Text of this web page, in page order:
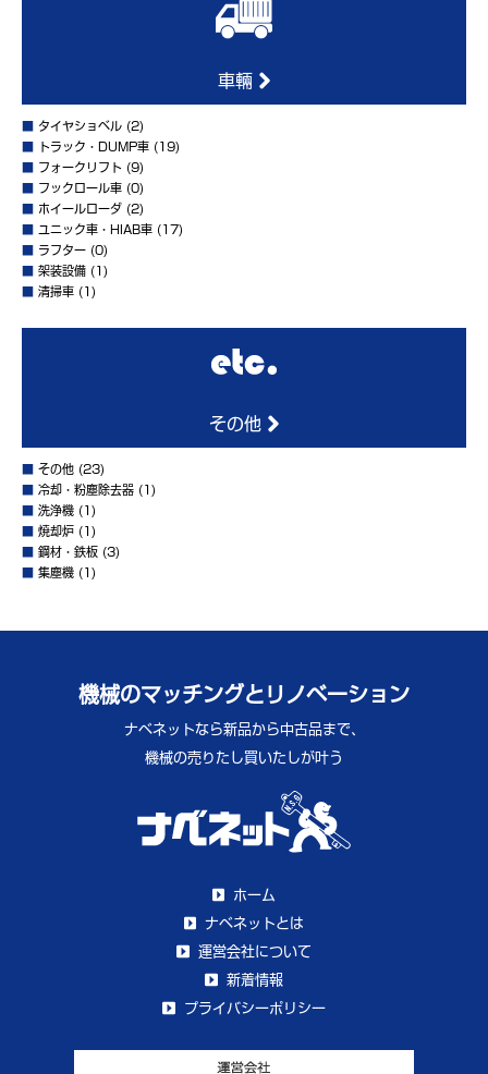
車輛
タイヤショベル (2)
トラック・DUMP車 (19)
フォークリフト (9)
フックロール車 (0)
ホイールローダ (2)
ユニック車・HIAB車 (17)
ラフター (0)
架装設備 (1)
清掃車 (1)
その他
その他 (23)
冷却・粉塵除去器 (1)
洗浄機 (1)
焼却炉 (1)
鋼材・鉄板 (3)
集塵機 (1)
機械のマッチングとリノベーション
ナベネットなら新品から中古品まで、
機械の売りたし買いたしが叶う
ホーム
ナベネットとは
運営会社について
新着情報
プライバシーポリシー